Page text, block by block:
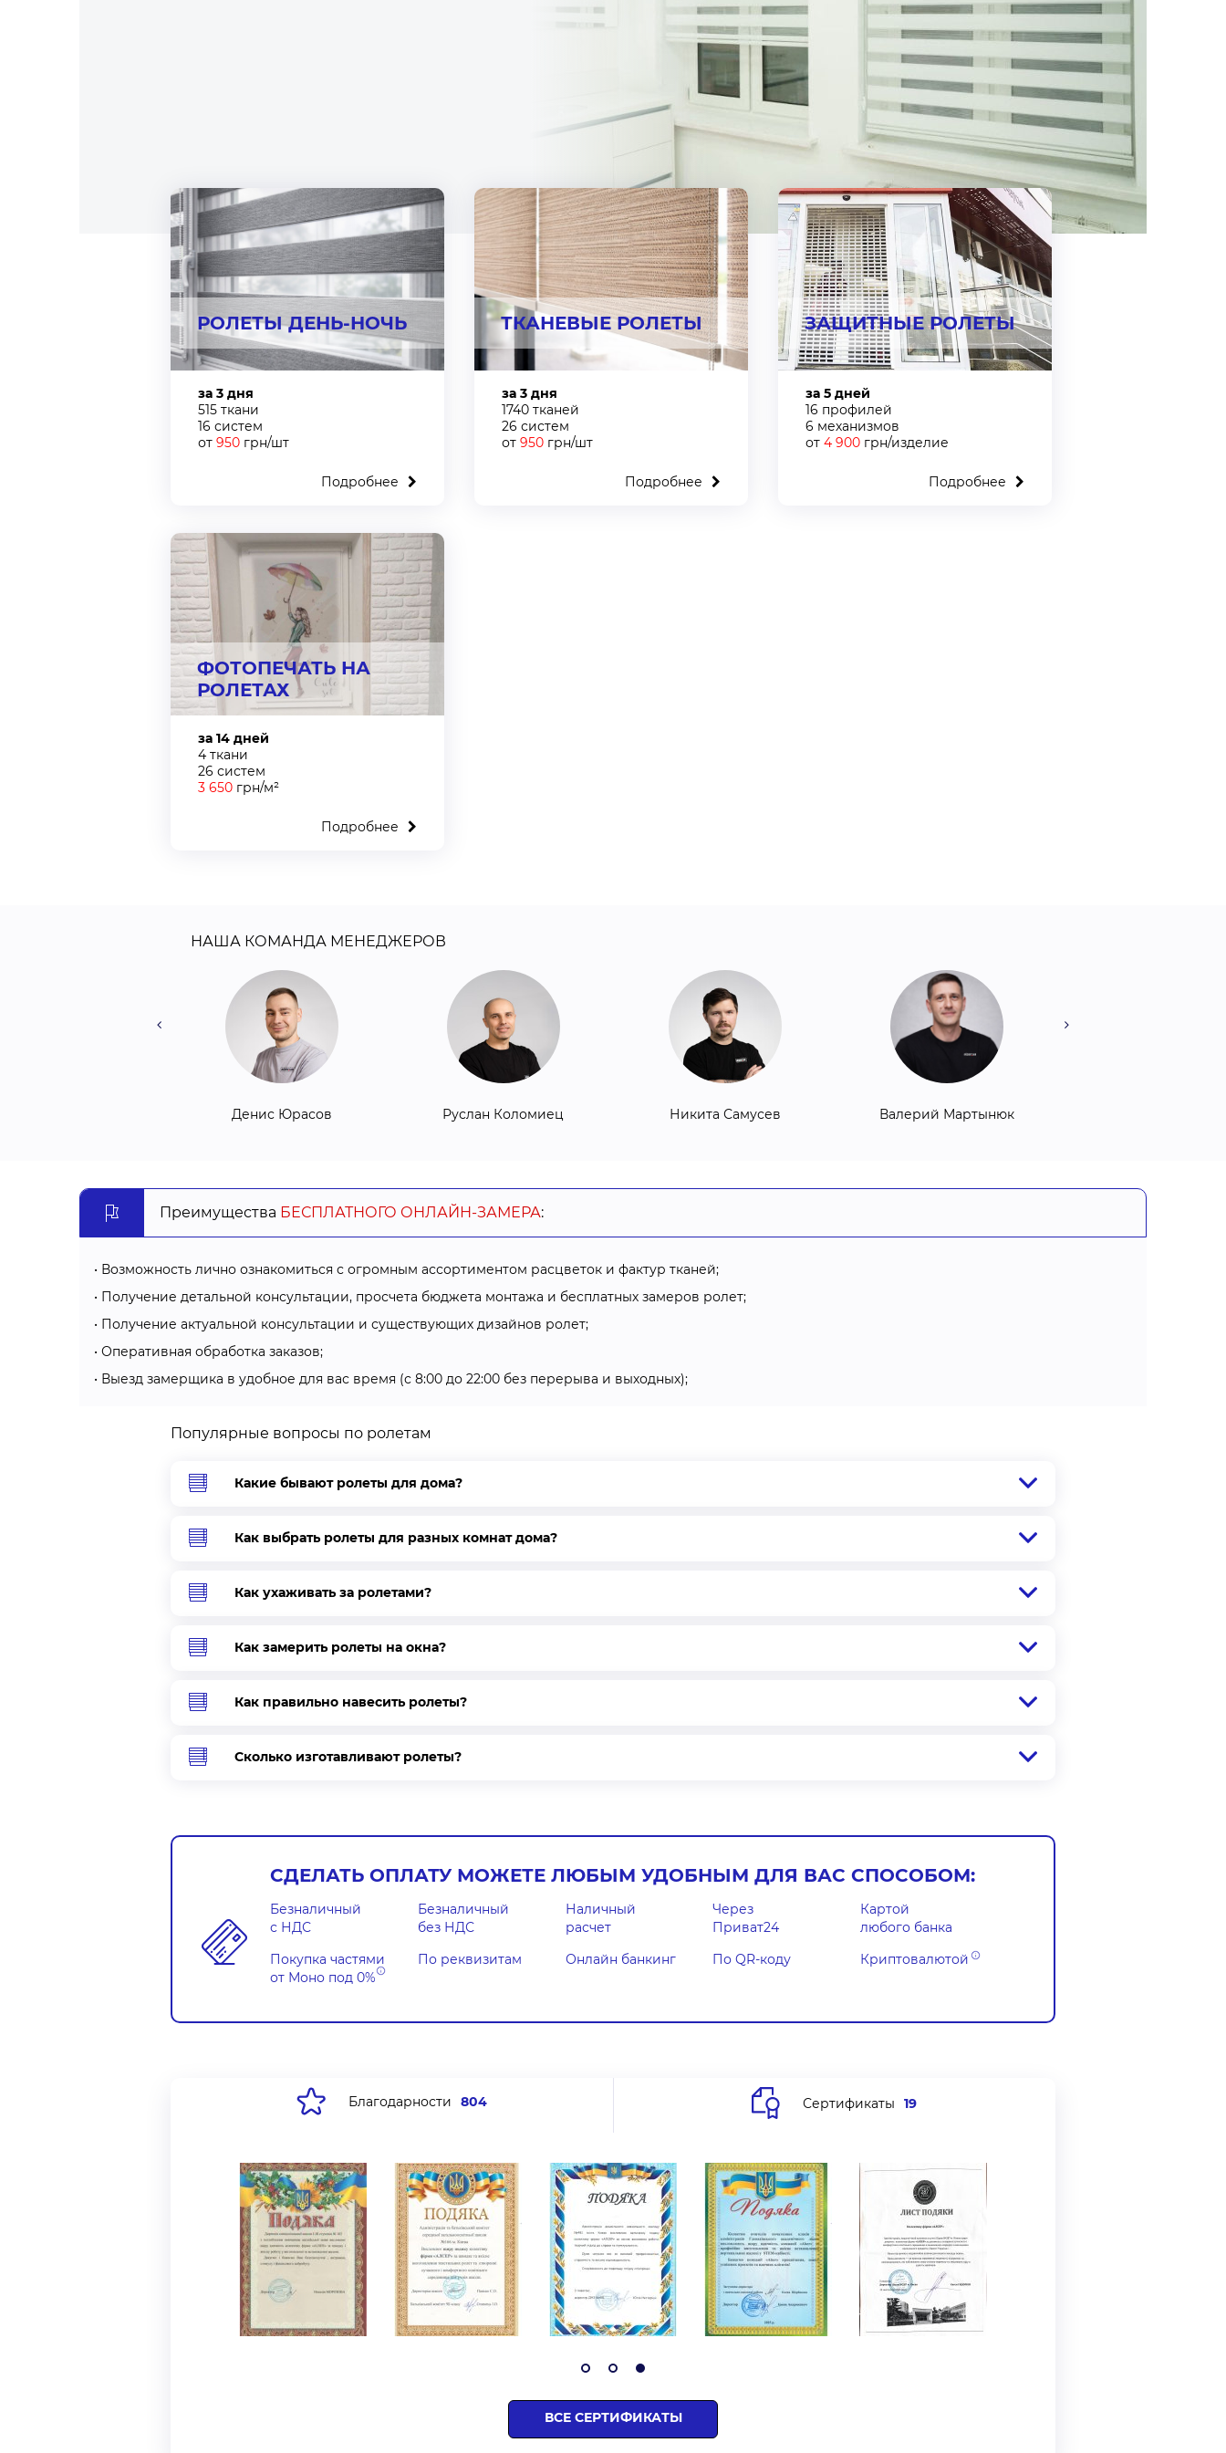
РОЛЕТЫ ДЕНЬ-НОЧЬ
за 3 дня
515 ткани
16 систем
от 950 грн/шт
Подробнее
ТКАНЕВЫЕ РОЛЕТЫ
за 3 дня
1740 тканей
26 систем
от 950 грн/шт
Подробнее
ЗАЩИТНЫЕ РОЛЕТЫ
за 5 дней
16 профилей
6 механизмов
от 4 900 грн/изделие
Подробнее
ФОТОПЕЧАТЬ НА
РОЛЕТАХ
за 14 дней
4 ткани
26 систем
3 650 грн/м²
Подробнее
НАША КОМАНДА МЕНЕДЖЕРОВ
Денис Юрасов Руслан Коломиец Никита Самусев Валерий Мартынюк
Преимущества БЕСПЛАТНОГО ОНЛАЙН-ЗАМЕРА:
Возможность лично ознакомиться с огромным ассортиментом расцветок и фактур тканей;
Получение детальной консультации, просчета бюджета монтажа и бесплатных замеров ролет;
Получение актуальной консультации и существующих дизайнов ролет;
Оперативная обработка заказов;
Выезд замерщика в удобное для вас время (с 8:00 до 22:00 без перерыва и выходных);
Популярные вопросы по ролетам
Какие бывают ролеты для дома?
Как выбрать ролеты для разных комнат дома?
Как ухаживать за ролетами?
Как замерить ролеты на окна?
Как правильно навесить ролеты?
Сколько изготавливают ролеты?
СДЕЛАТЬ ОПЛАТУ МОЖЕТЕ ЛЮБЫМ УДОБНЫМ ДЛЯ ВАС СПОСОБОМ:
Безналичный
с НДС
Безналичный
без НДС
Наличный
расчет
Через
Приват24
Картой
любого банка
Покупка частями
от Моно под 0%
По реквизитам Онлайн банкинг По QR-коду Криптовалютой
Благодарности 804 Сертификаты 19
ВСЕ СЕРТИФИКАТЫ
ПОЛУЧИТЬ БОНУСЫ